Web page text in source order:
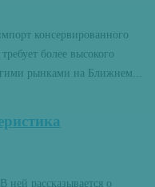
консервированного
более высокого
рынками на Ближнем...
ней рассказывается о